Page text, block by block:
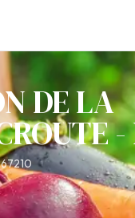
DE LA
67210